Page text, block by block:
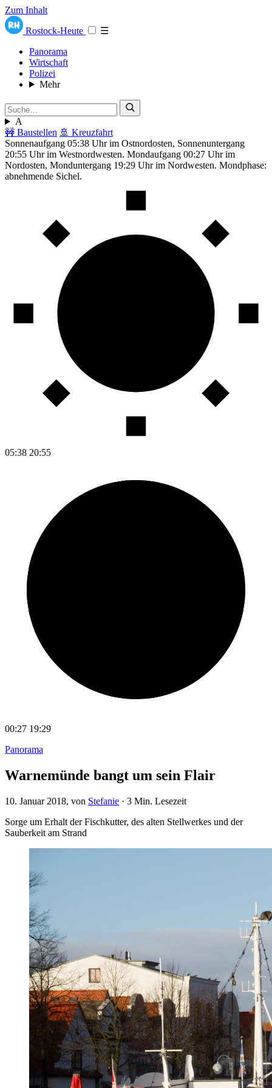
Zum Inhalt
Rostock-Heute
☰
Panorama
Wirtschaft
Polizei
Mehr
A
🚧 Baustellen 🚢 Kreuzfahrt
Sonnenaufgang 05:38 Uhr im Ostnordosten, Sonnenuntergang
20:55 Uhr im Westnordwesten. Mondaufgang 00:27 Uhr im
Nordosten, Monduntergang 19:29 Uhr im Nordwesten. Mondphase:
abnehmende Sichel.
05:38 20:55
00:27 19:29
Panorama
Warnemünde bangt um sein Flair
10. Januar 2018, von Stefanie · 3 Min. Lesezeit
Sorge um Erhalt der Fischkutter, des alten Stellwerkes und der
Sauberkeit am Strand